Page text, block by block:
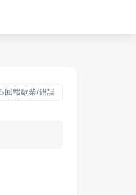
回報歇業/錯誤